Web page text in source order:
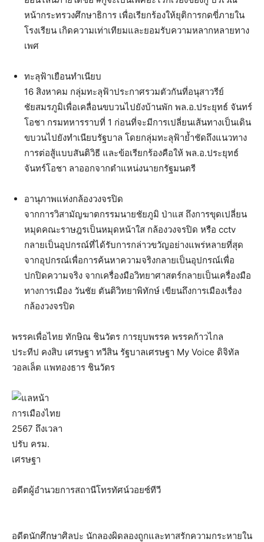
หน้ากระทรวงศึกษาธิการ เพื่อเรียกร้องให้ยุติการกดขี่ภายใน
โรงเรียน เกิดความเท่าเทียมและยอมรับความหลากหลายทาง
เพศ
ทะลุฟ้าเยือนทำเนียบ
16 สิงหาคม กลุ่มทะลุฟ้าประกาศรวมตัวกันที่อนุสาวรีย์
ชัยสมรภูมิเพื่อเคลื่อนขบวนไปยังบ้านพัก พล.อ.ประยุทธ์ จันทร์
โอชา กรมทหารราบที่ 1 ก่อนที่จะมีการเปลี่ยนเส้นทางเป็นเดิน
ขบวนไปยังทำเนียบรัฐบาล โดยกลุ่มทะลุฟ้าย้ำชัดถึงแนวทาง
การต่อสู้แบบสันติวิธี และข้อเรียกร้องคือให้ พล.อ.ประยุทธ์
จันทร์โอชา ลาออกจากตำแหน่งนายกรัฐมนตรี
อานุภาพแห่งกล้องวงจรปิด
จากการวิสามัญฆาตกรรมนายชัยภูมิ ป่าแส ถึงการขุดเปลี่ยน
หมุดคณะราษฎรเป็นหมุดหน้าใส กล้องวงจรปิด หรือ cctv
กลายเป็นอุปกรณ์ที่ได้รับการกล่าวขวัญอย่างแพร่หลายที่สุด
จากอุปกรณ์เพื่อการค้นหาความจริงกลายเป็นอุปกรณ์เพื่อ
ปกปิดความจริง จากเครื่องมือวิทยาศาสตร์กลายเป็นเครื่องมือ
ทางการเมือง วันชัย ตันติวิทยาพิทักษ์ เขียนถึงการเมืองเรื่อง
กล้องวงจรปิด
พรรคเพื่อไทย ทักษิณ ชินวัตร การยุบพรรค พรรคก้าวไกล
ประทีป คงสิบ เศรษฐา ทวีสิน รัฐบาลเศรษฐา My Voice ดิจิทัล
วอลเล็ต แพทองธาร ชินวัตร
อดีตผู้อำนวยการสถานีโทรทัศน์วอยซ์ทีวี
อดีตนักศึกษาศิลปะ นักลองผิดลองถูกและทาสรักความกระหายใน